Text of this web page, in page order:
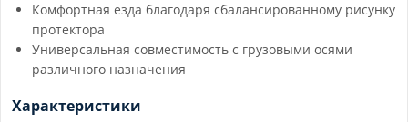
Комфортная езда благодаря сбалансированному рисунку
протектора
Универсальная совместимость с грузовыми осями
различного назначения
Характеристики